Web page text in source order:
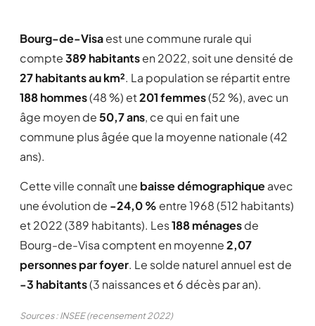
Bourg-de-Visaest une commune rurale qui
compte389 habitantsen 2022, soit une densité de
27 habitants au km². La population se répartit entre
188 hommes(48 %) et201 femmes(52 %), avec un
âge moyen de50,7 ans, ce qui en fait une
commune plus âgée que la moyenne nationale (42
ans).
Cette ville connaît une baisse démographiqueavec
une évolution de -24,0 % entre 1968 (512 habitants)
et 2022 (389 habitants). Les188 ménagesde
Bourg-de-Visa comptent en moyenne2,07
personnes par foyer. Le solde naturel annuel est de
-3 habitants(3 naissances et 6 décès par an).
Sources : INSEE (recensement 2022)